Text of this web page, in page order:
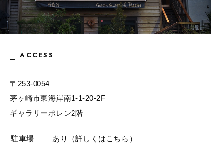
ACCESS
〒253-0054
茅ヶ崎市東海岸南1-1-20-2F
ギャラリーポレン2階
駐車場 あり（詳しくは こちら ）